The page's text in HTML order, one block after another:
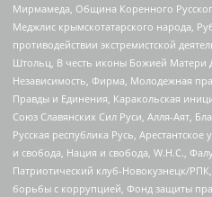
Мирмамеда, Община Коренного
Меджлис крымскотатарского народа,
противодействии экстремистской
Штольц, В честь иконы Божией Матери
Независимость, Фирма, Молодежная
Правды и Единения, Каракольская
Союз Славянских Сил Руси, Алля-Аят,
Русская республика Русь,
и свобода, Нация и свобода, W.H.С.,
Патриотический клуб-Новокузнецк/
борьбы с коррупцией, Фонд защиты